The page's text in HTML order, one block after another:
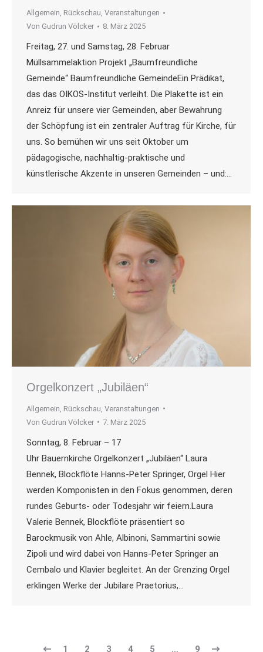
Allgemein, Rückschau, Veranstaltungen
Von Gudrun Völcker 8. März 2025
Freitag, 27. und Samstag, 28. Februar
Müllsammelaktion Projekt „Baumfreundliche
Gemeinde“ Baumfreundliche GemeindeEin Prädikat,
das das OIKOS-Institut verleiht. Die Plakette ist ein
Anreiz für unsere vier Gemeinden, aber Bewahrung
der Schöpfung ist ein zentraler Auftrag für Kirche, für
uns. So bemühen wir uns seit Oktober um
pädagogische, nachhaltig-praktische und
künstlerische Akzente in unseren Gemeinden – und:…
Orgelkonzert „Jubiläen“
Allgemein Rückschau Veranstaltungen
Von Gudrun Völcker 7. März 2025
Sonntag, 8. Februar – 17
Uhr Bauernkirche Orgelkonzert „Jubiläen“ Laura
Bennek, Blockflöte Hanns-Peter Springer, Orgel Hier
werden Komponisten in den Fokus genommen, deren
rundes Geburts- oder Todesjahr wir feiern.Laura
Valerie Bennek, Blockflöte präsentiert so
Barockmusik von Ahle, Albinoni, Sammartini sowie
Zipoli und wird dabei von Hanns-Peter Springer an
Cembalo und Klavier begleitet. An der Grenzing Orgel
erklingen Werke der Jubilare Praetorius,…
1 2 3 4 5 … 9